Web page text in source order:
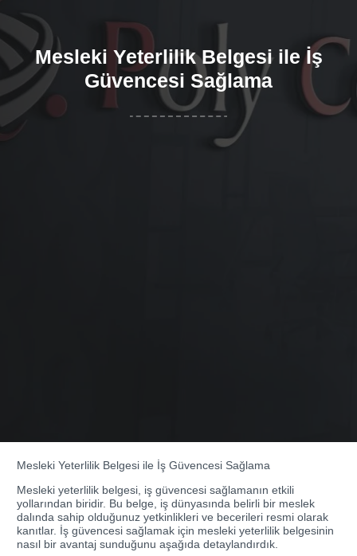
Mesleki Yeterlilik Belgesi ile İş
Güvencesi Sağlama
Mesleki Yeterlilik Belgesi ile İş Güvencesi Sağlama
Mesleki yeterlilik belgesi, iş güvencesi sağlamanın etkili
yollarından biridir. Bu belge, iş dünyasında belirli bir meslek
dalında sahip olduğunuz yetkinlikleri ve becerileri resmi olarak
kanıtlar. İş güvencesi sağlamak için mesleki yeterlilik belgesinin
nasıl bir avantaj sunduğunu aşağıda detaylandırdık.